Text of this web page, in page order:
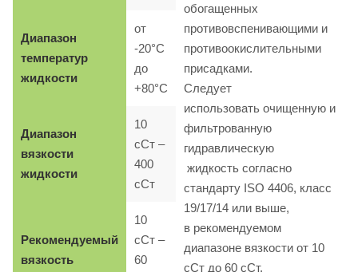
обогащенных
противовспенивающими и
противоокислительными
присадками.
Следует
использовать очищенную и
фильтрованную
гидравлическую
жидкость согласно
стандарту ISO 4406, класс
19/17/14 или выше,
в рекомендуемом
диапазоне вязкости от 10
сСт до 60 сСт.
Диапазон
температур
жидкости
от
-20°C
до
+80°C
Диапазон
вязкости
жидкости
10
сСт –
400
сСт
Рекомендуемый
вязкость
10
сСт –
60